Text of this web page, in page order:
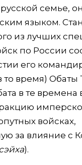
семье,
языком.
из лучших
по России
его
то время) Обаты
в те времена
войсках,
за влияние с
).